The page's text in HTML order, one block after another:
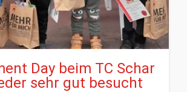
Day beim TC Schar
sehr gut besucht